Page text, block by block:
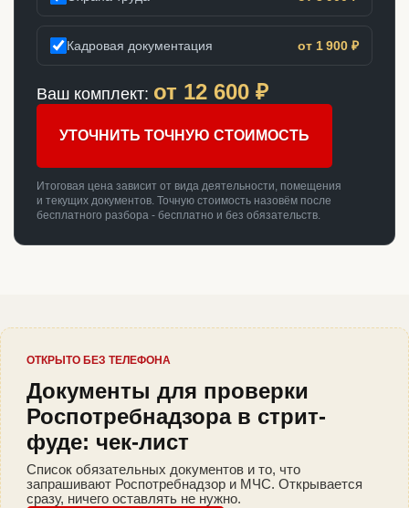
Кадровая документация от 1 900 ₽
Ваш комплект: от 12 600 ₽
УТОЧНИТЬ ТОЧНУЮ СТОИМОСТЬ
Итоговая цена зависит от вида деятельности, помещения
и текущих документов. Точную стоимость назовём после
бесплатного разбора - бесплатно и без обязательств.
ОТКРЫТО БЕЗ ТЕЛЕФОНА
Документы для проверки
Роспотребнадзора в стрит-
фуде: чек-лист
Список обязательных документов и то, что
запрашивают Роспотребнадзор и МЧС. Открывается
сразу, ничего оставлять не нужно.